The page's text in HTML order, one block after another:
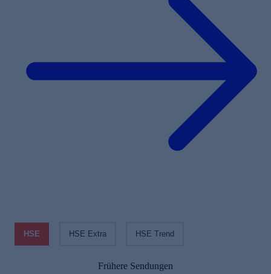
HSE HSE Extra HSE Trend
Frühere Sendungen